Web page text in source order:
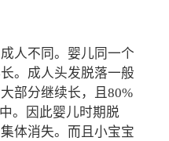
不同。婴儿同一个
。成人头发脱落一般
部分继续长，且80%
。因此婴儿时期脱
体消失。而且小宝宝